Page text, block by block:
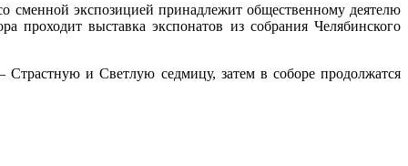
сменной экспозицией принадлежит общественному деятелю
выставка экспонатов из собрания Челябинского
и Светлую седмицу, затем в соборе продолжатся